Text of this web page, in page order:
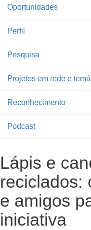
Oportunidades
Perfil
Pesquisa
Projetos em rede e
Reconhecimento
Podcast
Lápis e
reciclados:
e amigos
iniciativa